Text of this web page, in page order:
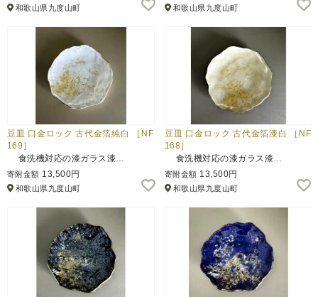
和歌山県九度山町 和歌山県九度山町
豆皿 口金ロック 古代金箔純白 ［NF
169］
食洗機対応の漆ガラス漆…
寄附金額 13,500円
和歌山県九度山町
豆皿 口金ロック 古代金箔漆白 ［NF
168］
食洗機対応の漆ガラス漆…
寄附金額 13,500円
和歌山県九度山町